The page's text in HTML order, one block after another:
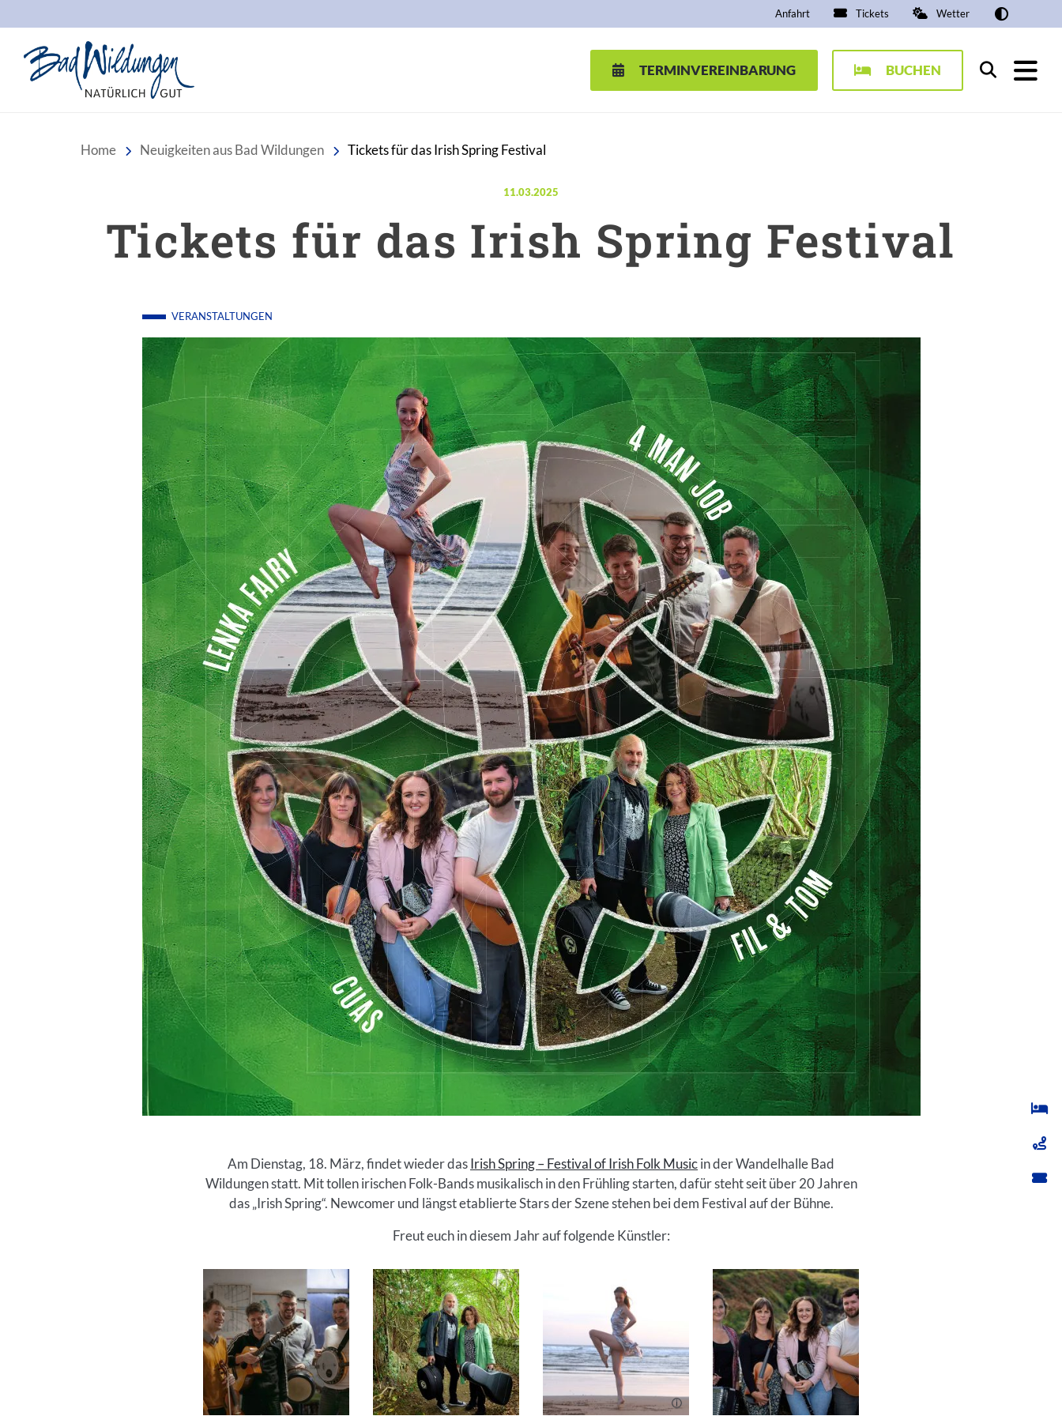
Anfahrt Tickets Wetter
TERMINVEREINBARUNG BUCHEN Suchen
Home Neuigkeiten aus Bad Wildungen Tickets für das Irish Spring Festival
Veröffentlicht am:
11.03.2025
Tickets für das Irish Spring Festival
VERANSTALTUNGEN
Am Dienstag, 18. März, findet wieder dasIrish Spring – Festival of Irish Folk Musicin der Wandelhalle Bad
Wildungen statt. Mit tollen irischen Folk-Bands musikalisch in den Frühling starten, dafür steht seit über 20 Jahren
das „Irish Spring“. Newcomer und längst etablierte Stars der Szene stehen bei dem Festival auf der Bühne.
Freut euch in diesem Jahr auf folgende Künstler: